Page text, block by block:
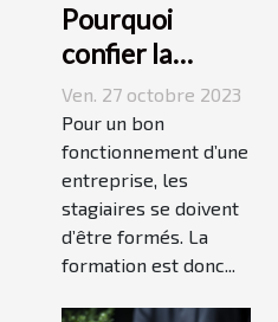
Pourquoi
confier la
formation de
ses stagiaires à
JP2A-Génèse ?
Ven. 27 octobre 2023
Pour un bon
fonctionnement d’une
entreprise, les
stagiaires se doivent
d’être formés. La
formation est donc...